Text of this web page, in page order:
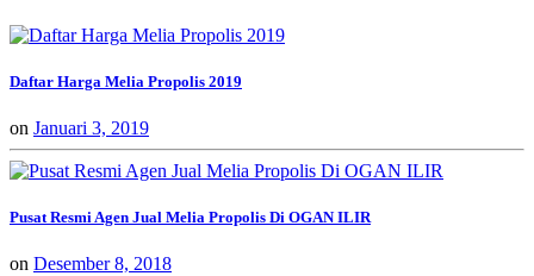
Daftar Harga Melia Propolis 2019
on Januari 3, 2019
Pusat Resmi Agen Jual Melia Propolis Di OGAN ILIR
on Desember 8, 2018